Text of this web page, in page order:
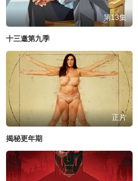
第13集
十三邀第九季
正片
揭秘更年期